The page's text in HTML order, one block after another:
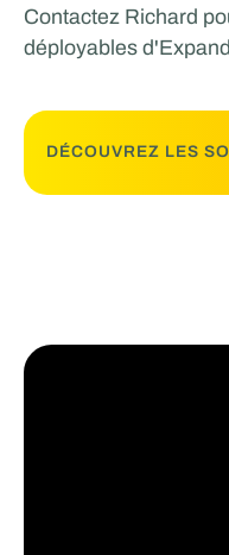
Contactez Richard
déployables
DÉCOUVREZ LES